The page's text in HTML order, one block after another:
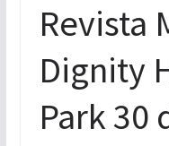
Revista
Dignity
Park 30